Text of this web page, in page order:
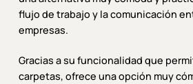
flujo de trabajo y la comunicación
empresas.
Gracias a su funcionalidad que
carpetas, ofrece una opción muy